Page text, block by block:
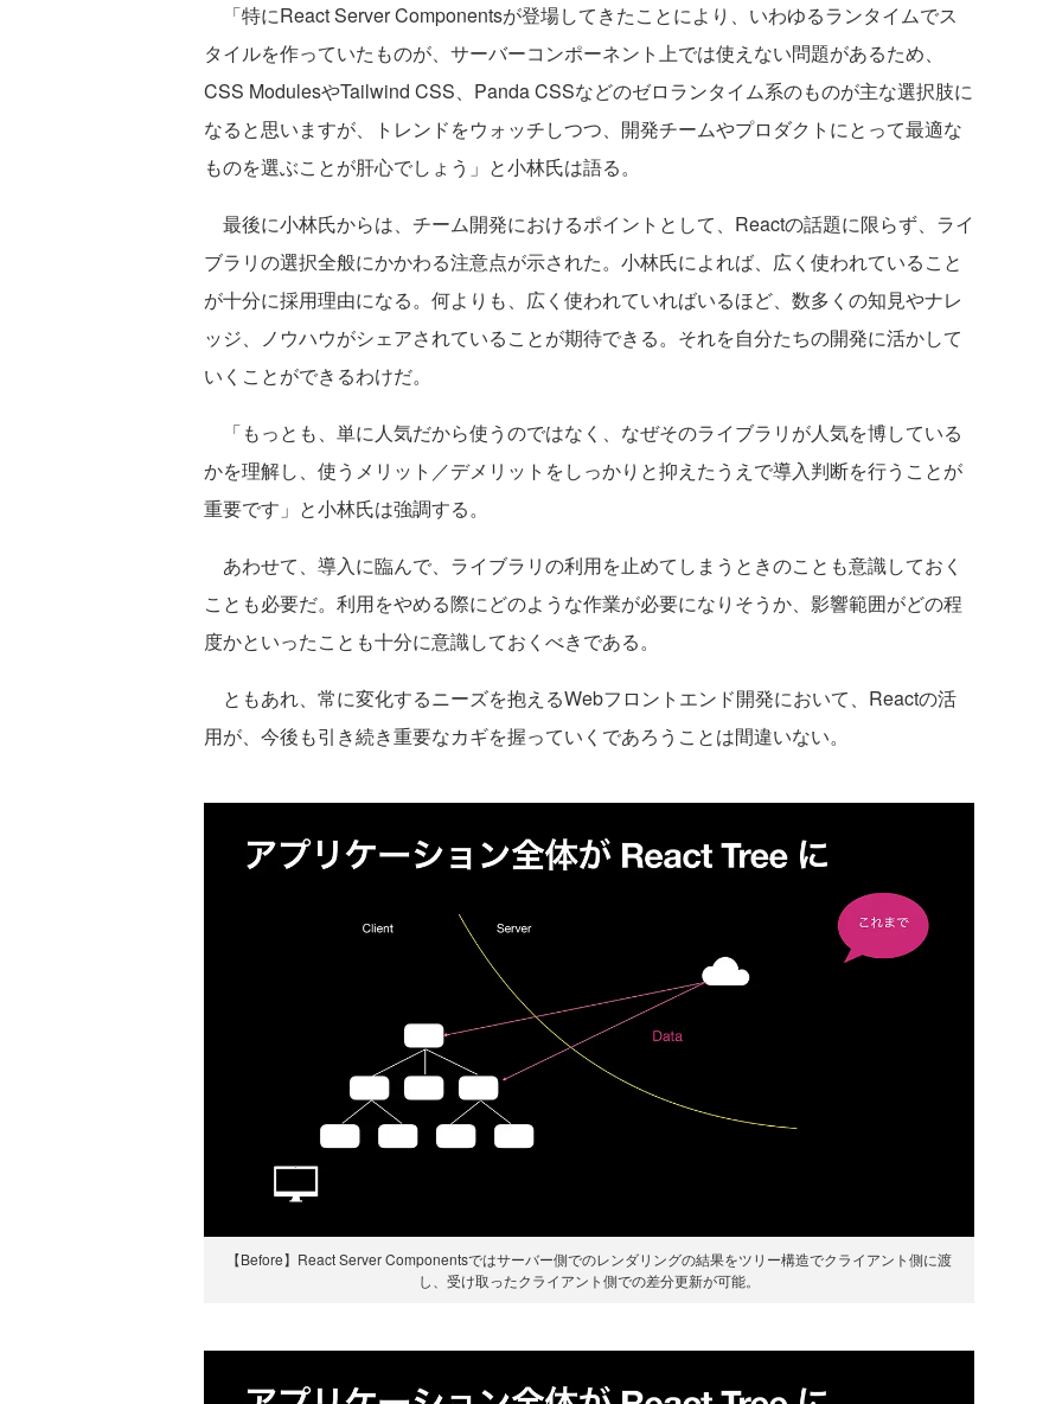
「特にReact Server Componentsが登場してきたことにより、いわゆるランタイムでス
タイルを作っていたものが、サーバーコンポーネント上では使えない問題があるため、
CSS ModulesやTailwind CSS、Panda CSSなどのゼロランタイム系のものが主な選択肢に
なると思いますが、トレンドをウォッチしつつ、開発チームやプロダクトにとって最適な
ものを選ぶことが肝心でしょう」と小林氏は語る。
最後に小林氏からは、チーム開発におけるポイントとして、Reactの話題に限らず、ライ
ブラリの選択全般にかかわる注意点が示された。小林氏によれば、広く使われていること
が十分に採用理由になる。何よりも、広く使われていればいるほど、数多くの知見やナレ
ッジ、ノウハウがシェアされていることが期待できる。それを自分たちの開発に活かして
いくことができるわけだ。
「もっとも、単に人気だから使うのではなく、なぜそのライブラリが人気を博している
かを理解し、使うメリット／デメリットをしっかりと抑えたうえで導入判断を行うことが
重要です」と小林氏は強調する。
あわせて、導入に臨んで、ライブラリの利用を止めてしまうときのことも意識しておく
ことも必要だ。利用をやめる際にどのような作業が必要になりそうか、影響範囲がどの程
度かといったことも十分に意識しておくべきである。
ともあれ、常に変化するニーズを抱えるWebフロントエンド開発において、Reactの活
用が、今後も引き続き重要なカギを握っていくであろうことは間違いない。
【Before】React Server Componentsではサーバー側でのレンダリングの結果をツリー構造でクライアント側に渡
し、受け取ったクライアント側での差分更新が可能。